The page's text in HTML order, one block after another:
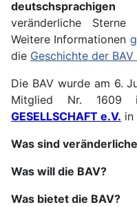
deutschsprachigen
veränderliche Sterne
Weitere Informationen
die Geschichte der
Die BAV wurde am 6.
Mitglied Nr.
GESELLSCHAFT e.V. in
Was sind
Was will die BAV?
Was bietet die BAV?